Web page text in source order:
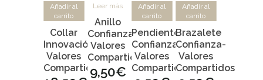
Añadir al
carrito
Collar
Innovación-
Valores
Compartidos
Leer más
Anillo
Confianza-
Valores
Compartidos
9,50€
Añadir al
carrito
Pendientes
Confianza-
Valores
Compartidos
Añadir al
carrito
Brazalete
Confianza-
Valores
Compartidos